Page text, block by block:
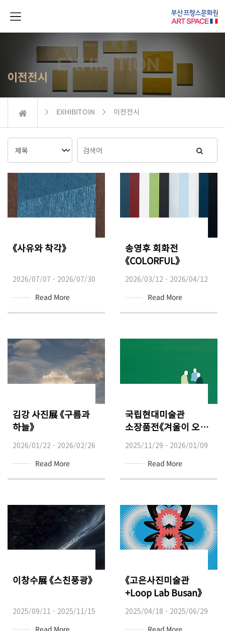
이전전시
 EXHIBITOIN  이전전시
《사유와 착각》
2026/07/07 - 2026/07/30
Read More
송영후 회화전
《COLORFUL》
2026/03/12 - 2026/04/12
Read More
김강 사진展 《구름과
하늘》
2026/01/22 - 2026/02/26
Read More
국립현대미술관
소장품전《겨울이 오면,
봄이 멀지 않으니》
2025/11/29 - 2026/01/09
Read More
이창수展 《스친풍광》
2025/09/11 - 2025/11/15
《고은사진미술관
+Loop Lab Busan》
2025/04/18 - 2025/06/29